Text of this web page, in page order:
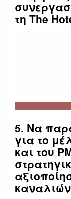
τη The
5. Να
για το
και του